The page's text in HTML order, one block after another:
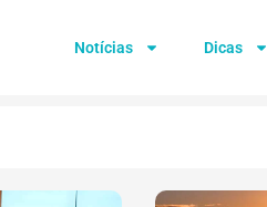
Notícias Dicas